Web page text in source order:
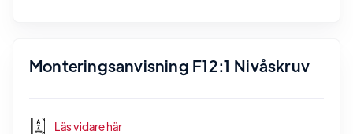
Monteringsanvisning F12:1 Nivåskruv
Läs vidare här